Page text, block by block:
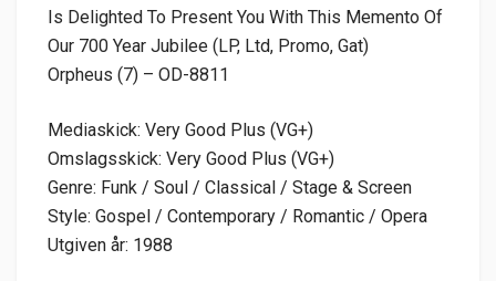
Is Delighted To Present You With This Memento Of
Our 700 Year Jubilee (LP, Ltd, Promo, Gat)
Orpheus (7) – OD-8811
Mediaskick: Very Good Plus (VG+)
Omslagsskick: Very Good Plus (VG+)
Genre: Funk / Soul / Classical / Stage & Screen
Style: Gospel / Contemporary / Romantic / Opera
Utgiven år: 1988